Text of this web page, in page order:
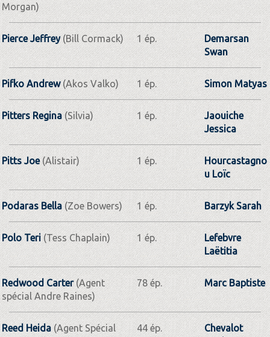
Morgan)
Pierce Jeffrey(Bill Cormack) 1 ép.
Demarsan
Swan
Pifko Andrew(Akos Valko) 1 ép. Simon Matyas
Pitters Regina(Silvia) 1 ép.
Jaouiche
Jessica
Pitts Joe(Alistair) 1 ép.
Hourcastagno
u Loïc
Podaras Bella(Zoe Bowers) 1 ép. Barzyk Sarah
Polo Teri (Tess Chaplain) 1 ép.
Lefebvre
Laëtitia
Redwood Carter(Agent
spécial Andre Raines)
78 ép. Marc Baptiste
Reed Heida(Agent Spécial
44 ép.
Chevalot